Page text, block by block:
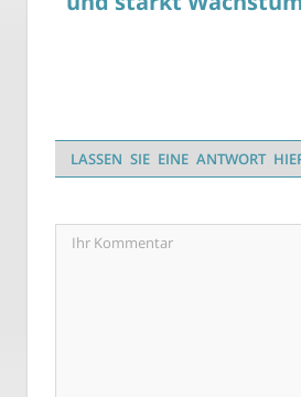
LASSEN SIE EINE ANTWORT